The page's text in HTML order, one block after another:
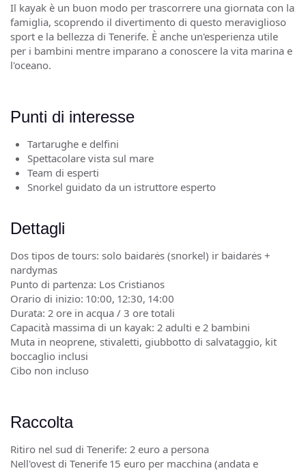
Il kayak è un buon modo per trascorrere una giornata con la
famiglia, scoprendo il divertimento di questo meraviglioso
sport e la bellezza di Tenerife. È anche un'esperienza utile
per i bambini mentre imparano a conoscere la vita marina e
l'oceano.
Punti di interesse
Tartarughe e delfini
Spettacolare vista sul mare
Team di esperti
Snorkel guidato da un istruttore esperto
Dettagli
Dos tipos de tours: solo baidarės (snorkel) ir baidarės +
nardymas
Punto di partenza: Los Cristianos
Orario di inizio: 10:00, 12:30, 14:00
Durata: 2 ore in acqua / 3 ore totali
Capacità massima di un kayak: 2 adulti e 2 bambini
Muta in neoprene, stivaletti, giubbotto di salvataggio, kit
boccaglio inclusi
Cibo non incluso
Raccolta
Ritiro nel sud di Tenerife: 2 euro a persona
Nell'ovest di Tenerife 15 euro per macchina (andata e